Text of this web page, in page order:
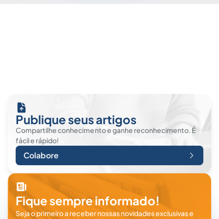
Publique seus artigos
Compartilhe conhecimento e ganhe reconhecimento. É
fácil e rápido!
Colabore
Fique sempre informado!
Seja o primeiro a receber nossas novidades exclusivas e